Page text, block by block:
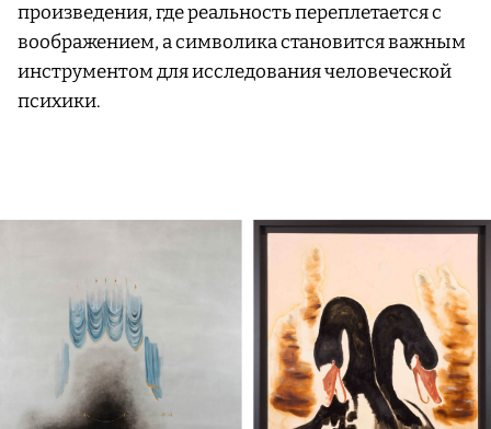
произведения, где реальность переплетается с
воображением, а символика становится важным
инструментом для исследования человеческой
психики.